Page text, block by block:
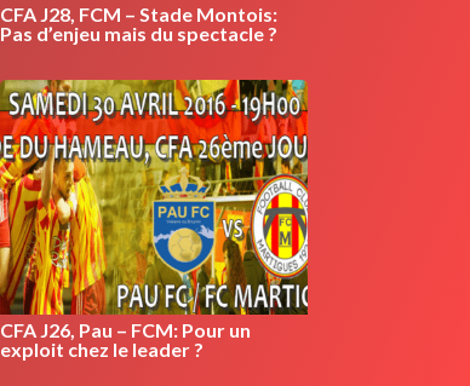
CFA J28, FCM – Stade Montois:
Pas d’enjeu mais du spectacle ?
CFA J26, Pau – FCM: Pour un
exploit chez le leader ?